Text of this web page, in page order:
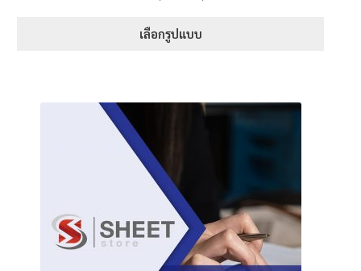
5.00
เลือกรูปแบบ
has
multiple
options
may
be
chosen
on